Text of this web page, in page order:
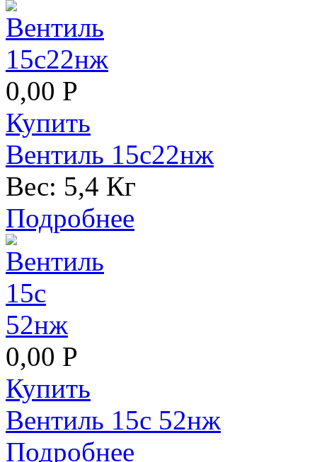
0,00 Р
Купить
Вентиль 15с22нж
Вес: 5,4 Кг
Подробнее
0,00 Р
Купить
Вентиль 15с 52нж
Подробнее